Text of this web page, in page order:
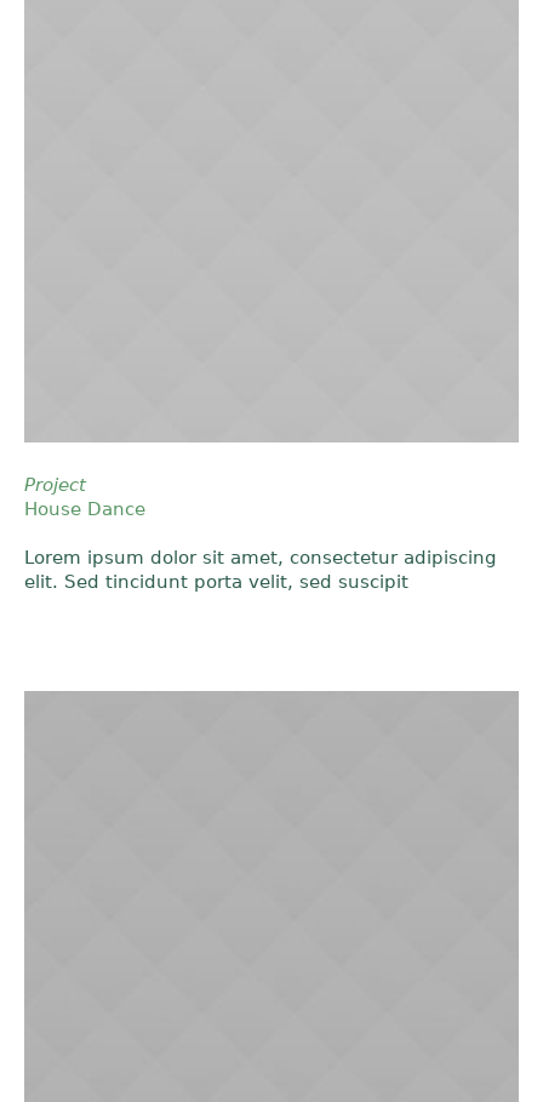
Project
House Dance
Lorem ipsum dolor sit amet, consectetur adipiscing
elit. Sed tincidunt porta velit, sed suscipit